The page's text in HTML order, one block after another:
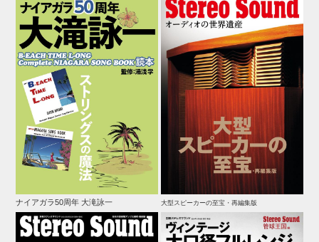
ナイアガラ50周年 大滝詠一 大型スピーカーの至宝・再編集版